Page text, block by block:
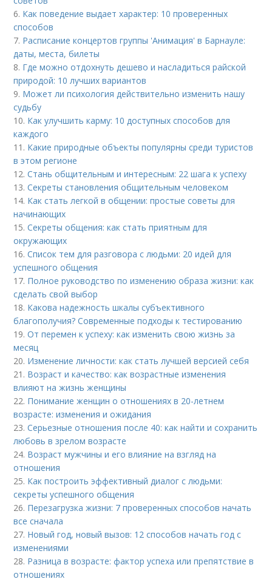
6. Как поведение выдает характер: 10 проверенных
способов
7. Расписание концертов группы 'Анимация' в Барнауле:
даты, места, билеты
8. Где можно отдохнуть дешево и насладиться райской
природой: 10 лучших вариантов
9. Может ли психология действительно изменить нашу
судьбу
10. Как улучшить карму: 10 доступных способов для
каждого
11. Какие природные объекты популярны среди туристов
в этом регионе
12.Стань общительным и интересным: 22 шага к успеху
13.Секреты становления общительным человеком
14. Как стать легкой в общении: простые советы для
начинающих
15.Секреты общения: как стать приятным для
окружающих
16.Список тем для разговора с людьми: 20 идей для
успешного общения
17. Полное руководство по изменению образа жизни: как
сделать свой выбор
18. Какова надежность шкалы субъективного
благополучия? Современные подходы к тестированию
19.От перемен к успеху: как изменить свою жизнь за
месяц
20. Изменение личности: как стать лучшей версией себя
21. Возраст и качество: как возрастные изменения
влияют на жизнь женщины
22. Понимание женщин о отношениях в 20-летнем
возрасте: изменения и ожидания
23.Серьезные отношения после 40: как найти и сохранить
любовь в зрелом возрасте
24. Возраст мужчины и его влияние на взгляд на
отношения
25. Как построить эффективный диалог с людьми:
секреты успешного общения
26. Перезагрузка жизни: 7 проверенных способов начать
все сначала
27. Новый год, новый вызов: 12 способов начать год с
изменениями
28. Разница в возрасте: фактор успеха или препятствие в
отношениях